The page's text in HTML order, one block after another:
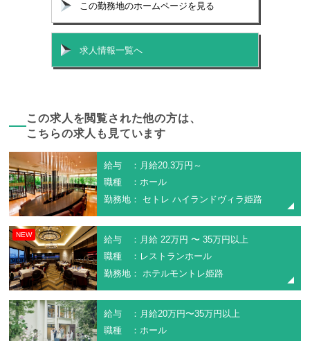
この勤務地のホームページを見る
求人情報一覧へ
この求人を閲覧された他の方は、
こちらの求人も見ています
給与 ：月給20.3万円～
職種 ：ホール
勤務地： セトレ ハイランドヴィラ姫路
NEW
給与 ：月給 22万円 〜 35万円以上
職種 ：レストランホール
勤務地： ホテルモントレ姫路
給与 ：月給20万円〜35万円以上
職種 ：ホール